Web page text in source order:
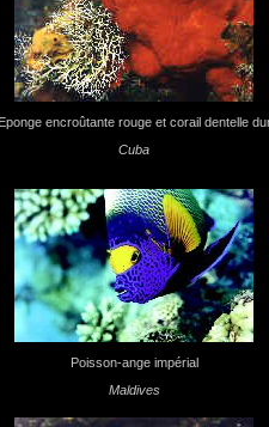
Eponge encroûtante rouge et corail dentelle
Cuba
Poisson-ange impérial
Maldives